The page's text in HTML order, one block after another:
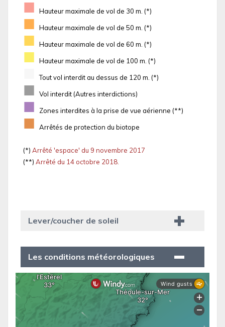
■ Hauteur maximale de vol de 30 m. (*)
■ Hauteur maximale de vol de 50 m. (*)
■ Hauteur maximale de vol de 60 m. (*)
■ Hauteur maximale de vol de 100 m. (*)
Tout vol interdit au dessus de 120 m. (*)
■ Vol interdit (Autres interdictions)
■ Zones interdites à la prise de vue aérienne (**)
■ Arrêtés de protection du biotope
(*) Arrêté 'espace' du 9 novembre 2017
(**) Arrêté du 14 octobre 2018.
Lever/coucher de soleil
Les conditions météorologiques